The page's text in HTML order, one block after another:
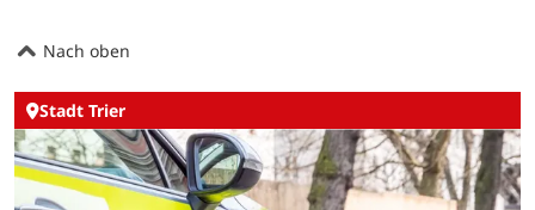
Nach oben
Stadt Trier